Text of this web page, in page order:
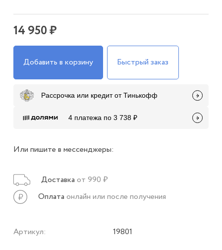
14 950 ₽
Добавить в корзину Быстрый заказ
Рассрочка или кредит от Тинькофф
4 платежа по 3 738 ₽
Или пишите в мессенджеры:
Доставка от 990 ₽
Оплата онлайн или после получения
Артикул: 19801